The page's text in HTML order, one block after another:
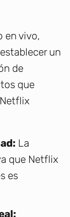
en vivo,
un
de
que
La
que Netflix
es